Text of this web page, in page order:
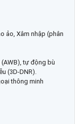
ảo, Xâm nhập (phân
(AWB), tự động bù
(3D-DNR).
thông minh